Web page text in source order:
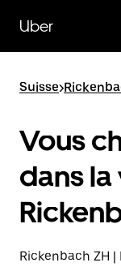
contenu
principal
Uber
Suisse>
Vous
dans la
Rickenbach ZH